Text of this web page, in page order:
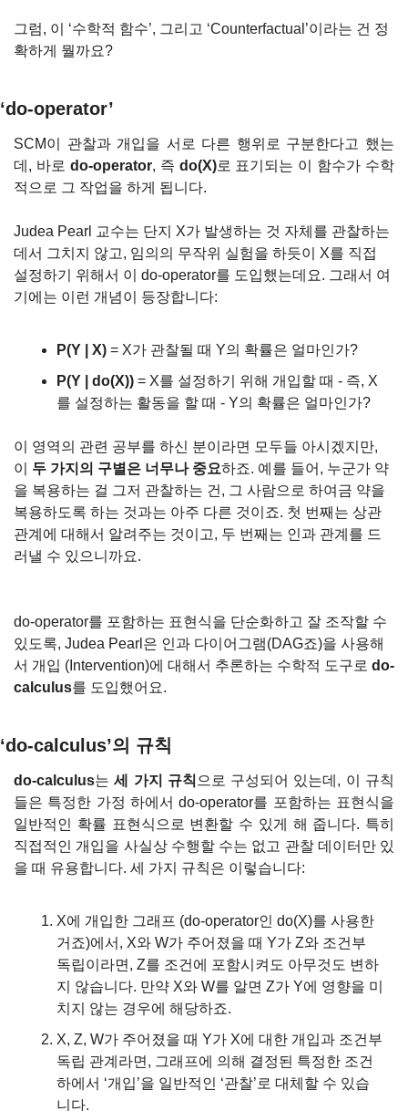
그럼, 이 ‘수학적 함수’, 그리고 ‘Counterfactual’이라는 건 정
확하게 뭘까요?
‘do-operator’
SCM이 관찰과 개입을 서로 다른 행위로 구분한다고 했는
데, 바로 do-operator, 즉 do(X)로 표기되는 이 함수가 수학
적으로 그 작업을 하게 됩니다.
Judea Pearl 교수는 단지 X가 발생하는 것 자체를 관찰하는
데서 그치지 않고, 임의의 무작위 실험을 하듯이 X를 직접
설정하기 위해서 이 do-operator를 도입했는데요. 그래서 여
기에는 이런 개념이 등장합니다:
P(Y | X) = X가 관찰될 때 Y의 확률은 얼마인가?
P(Y | do(X)) = X를 설정하기 위해 개입할 때 - 즉, X
를 설정하는 활동을 할 때 - Y의 확률은 얼마인가?
이 영역의 관련 공부를 하신 분이라면 모두들 아시겠지만,
이 두 가지의 구별은 너무나 중요하죠. 예를 들어, 누군가 약
을 복용하는 걸 그저 관찰하는 건, 그 사람으로 하여금 약을
복용하도록 하는 것과는 아주 다른 것이죠. 첫 번째는 상관
관계에 대해서 알려주는 것이고, 두 번째는 인과 관계를 드
러낼 수 있으니까요.
do-operator를 포함하는 표현식을 단순화하고 잘 조작할 수
있도록, Judea Pearl은 인과 다이어그램(DAG죠)을 사용해
서 개입 (Intervention)에 대해서 추론하는 수학적 도구로 do-
calculus를 도입했어요.
‘do-calculus’의 규칙
do-calculus는 세 가지 규칙 으로 구성되어 있는데, 이 규칙
들은 특정한 가정 하에서 do-operator를 포함하는 표현식을
일반적인 확률 표현식으로 변환할 수 있게 해 줍니다. 특히
직접적인 개입을 사실상 수행할 수는 없고 관찰 데이터만 있
을 때 유용합니다. 세 가지 규칙은 이렇습니다:
X에 개입한 그래프 (do-operator인 do(X)를 사용한
거죠)에서, X와 W가 주어졌을 때 Y가 Z와 조건부
독립이라면, Z를 조건에 포함시켜도 아무것도 변하
지 않습니다. 만약 X와 W를 알면 Z가 Y에 영향을 미
치지 않는 경우에 해당하죠.
X, Z, W가 주어졌을 때 Y가 X에 대한 개입과 조건부
독립 관계라면, 그래프에 의해 결정된 특정한 조건
하에서 ‘개입’을 일반적인 ‘관찰’로 대체할 수 있습
니다.